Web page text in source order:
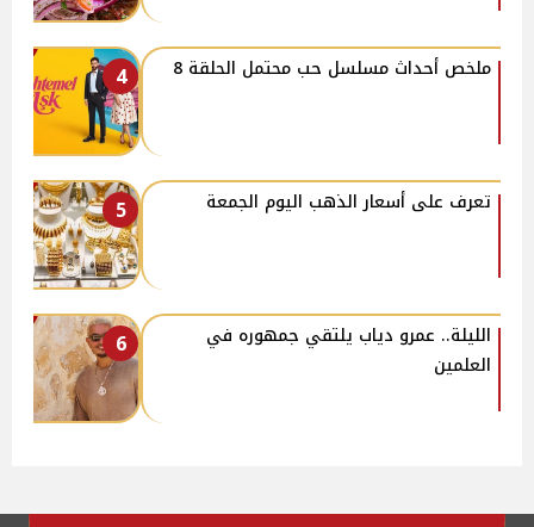
4 ملخص أحداث مسلسل حب محتمل الحلقة 8
5 تعرف على أسعار الذهب اليوم الجمعة
6
الليلة.. عمرو دياب يلتقي جمهوره في
العلمين